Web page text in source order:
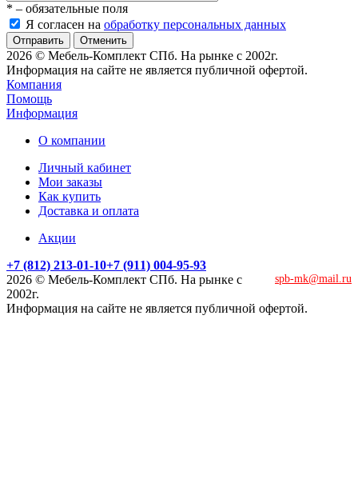
* – обязательные поля
Я согласен на обработку персональных данных
Отменить
2026 © Мебель-Комплект СПб. На рынке с 2002г.
Информация на сайте не является публичной офертой.
Компания
Помощь
Информация
О компании
Личный кабинет
Мои заказы
Как купить
Доставка и оплата
Акции
+7 (812) 213-01-10+7 (911) 004-95-93
spb-mk@mail.ru
2026 © Мебель-Комплект СПб. На рынке с
2002г.
Информация на сайте не является публичной офертой.